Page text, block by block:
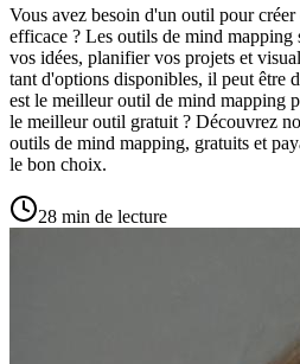
Vous avez besoin d'un outil pour
efficace ? Les outils de mind mapping
vos idées, planifier vos projets et
tant d'options disponibles, il peut être
est le meilleur outil de mind mapping
le meilleur outil gratuit ? Découvrez
outils de mind mapping, gratuits et
le bon choix.
28 min de lecture